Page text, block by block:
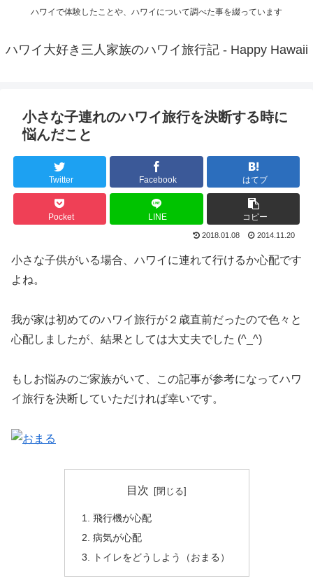
ハワイで体験したことや、ハワイについて調べた事を綴っています
ハワイ大好き三人家族のハワイ旅行記 - Happy Hawaii
小さな子連れのハワイ旅行を決断する時に
悩んだこと
Twitter Facebook はてブ
Pocket LINE コピー
2018.01.08 2014.11.20
小さな子供がいる場合、ハワイに連れて行けるか心配です
よね。
我が家は初めてのハワイ旅行が２歳直前だったので色々と
心配しましたが、結果としては大丈夫でした (^_^)
もしお悩みのご家族がいて、この記事が参考になってハワ
イ旅行を決断していただければ幸いです。
目次
飛行機が心配
病気が心配
トイレをどうしよう（おまる）